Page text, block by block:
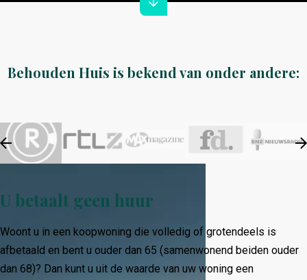
Behouden Huis is bekend van onder andere:
U betaalt geen huur
Woont u in een koopwoning die volledig of grotendeels is
afbetaald en bent u ouder dan 65 (samenwonend beiden ouder
dan 68)? Dan kunt u uit de waarde van uw woning een